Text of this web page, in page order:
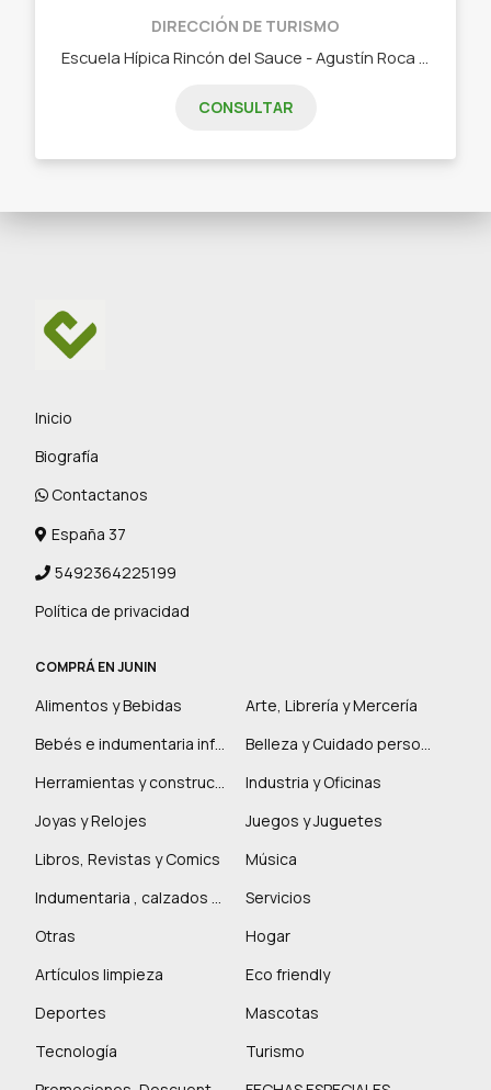
DIRECCIÓN DE TURISMO
CONSULTAR
Inicio
Biografía
Contactanos
España 37
5492364225199
Política de privacidad
COMPRÁ EN JUNIN
Alimentos y Bebidas
Arte, Librería y Mercería
Industria y Oficinas
Joyas y Relojes
Juegos y Juguetes
Libros, Revistas y Comics
Música
Servicios
Otras
Hogar
Artículos limpieza
Eco friendly
Deportes
Mascotas
Tecnología
Turismo